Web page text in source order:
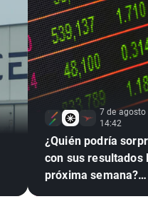
7 de agosto
14:42
¿Quién podría
con sus resultados
próxima semana?